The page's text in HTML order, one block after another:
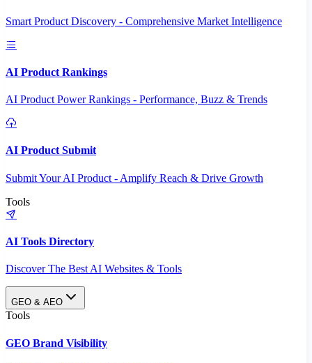
Smart Product Discovery - Comprehensive Market Intelligence
AI Product Rankings
AI Product Power Rankings - Performance, Buzz & Trends
AI Product Submit
Submit Your AI Product - Amplify Reach & Drive Growth
Tools
AI Tools Directory
Discover The Best AI Websites & Tools
GEO & AEO
Tools
GEO Brand Visibility